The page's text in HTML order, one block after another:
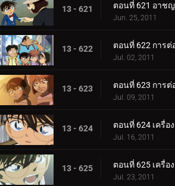
13 - 621
Jun. 25, 2011
13 - 622
Jul. 02, 2011
13 - 623
Jul. 09, 2011
13 - 624
Jul. 16, 2011
13 - 625
Jul. 23, 2011